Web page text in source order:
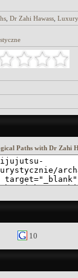
Dr Zahi Hawass
Paths with Dr Zahi
10